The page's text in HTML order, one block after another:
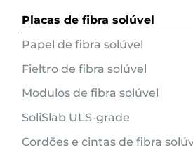
Placas de fibra solúvel
Papel de fibra solúvel
Fieltro de fibra solúvel
Modulos de fibra solúvel
SoliSlab ULS-grade
Cordões e cintas de fibra